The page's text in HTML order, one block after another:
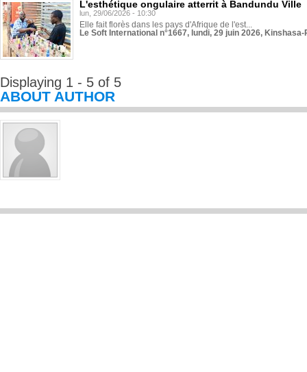
L'esthétique ongulaire atterrit à Bandundu Ville
lun, 29/06/2026 - 10:30
Elle fait florès dans les pays d'Afrique de l'est...
Le Soft International n°1667, lundi, 29 juin 2026,
Displaying 1 - 5 of 5
ABOUT AUTHOR